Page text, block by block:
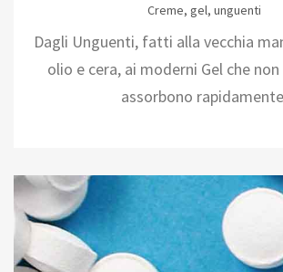
Creme, gel, unguenti
Dagli Unguenti, fatti alla vecchia
olio e cera, ai moderni Gel che
assorbono